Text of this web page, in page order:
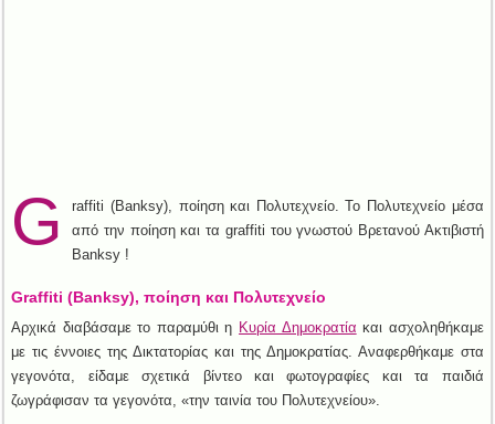
G
raffiti (Banksy), ποίηση και Πολυτεχνείο. Το Πολυτεχνείο μέσα
από την ποίηση και τα graffiti του γνωστού Βρετανού Ακτιβιστή
Banksy !
Graffiti (Banksy), ποίηση και Πολυτεχνείο
Αρχικά διαβάσαμε το παραμύθι η Κυρία Δημοκρατία και ασχοληθήκαμε
με τις έννοιες της Δικτατορίας και της Δημοκρατίας. Αναφερθήκαμε στα
γεγονότα, είδαμε σχετικά βίντεο και φωτογραφίες και τα παιδιά
ζωγράφισαν τα γεγονότα, «την ταινία του Πολυτεχνείου».